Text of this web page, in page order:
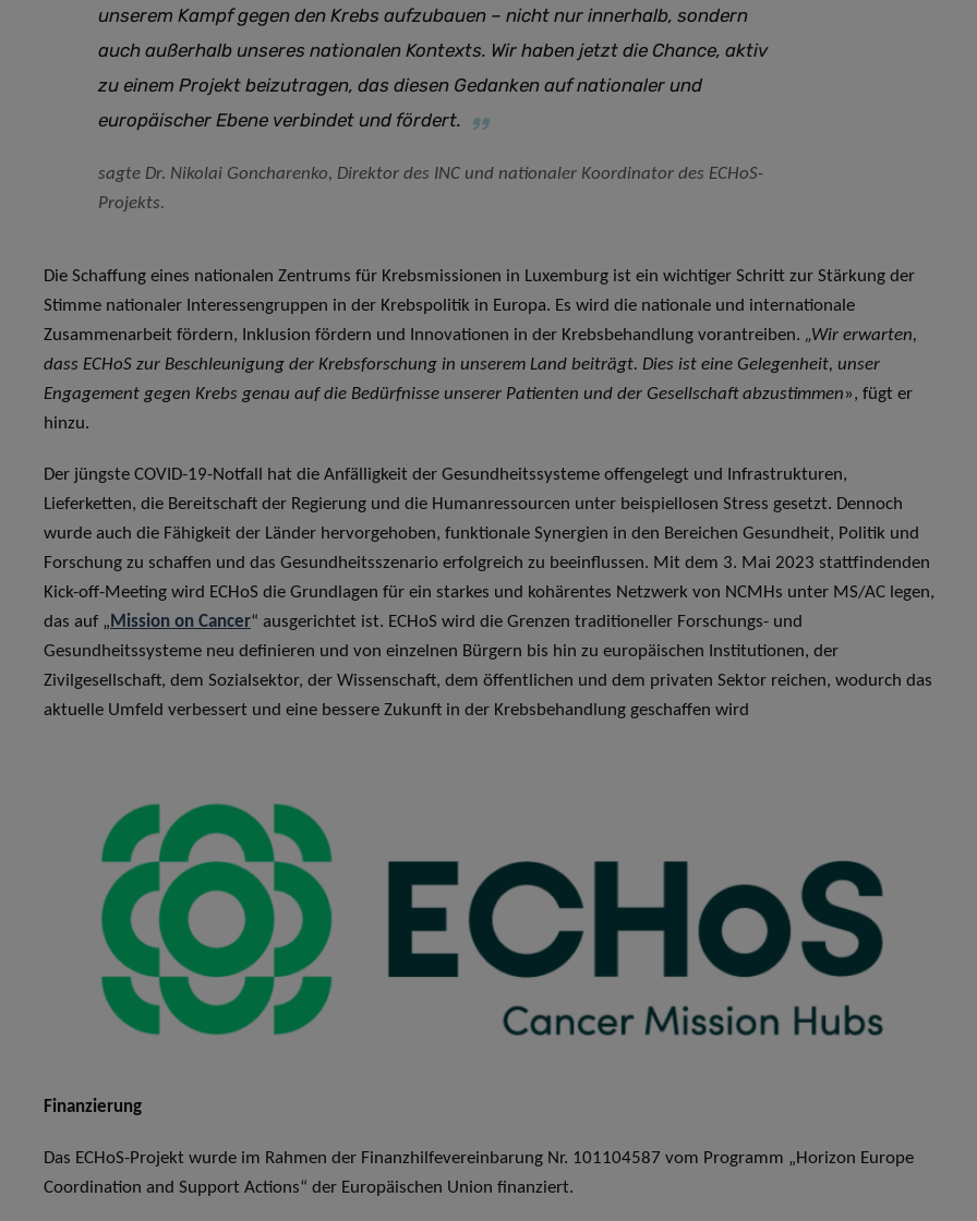
unserem Kampf gegen den Krebs aufzubauen – nicht nur innerhalb, sondern
auch außerhalb unseres nationalen Kontexts. Wir haben jetzt die Chance, aktiv
zu einem Projekt beizutragen, das diesen Gedanken auf nationaler und
europäischer Ebene verbindet und fördert.
sagte Dr. Nikolai Goncharenko, Direktor des INC und nationaler Koordinator des ECHoS-
Projekts.
Die Schaffung eines nationalen Zentrums für Krebsmissionen in Luxemburg ist ein wichtiger Schritt zur Stärkung der
Stimme nationaler Interessengruppen in der Krebspolitik in Europa. Es wird die nationale und internationale
Zusammenarbeit fördern, Inklusion fördern und Innovationen in der Krebsbehandlung vorantreiben. „Wir erwarten,
dass ECHoS zur Beschleunigung der Krebsforschung in unserem Land beiträgt. Dies ist eine Gelegenheit, unser
Engagement gegen Krebs genau auf die Bedürfnisse unserer Patienten und der Gesellschaft abzustimmen», fügt er
hinzu.
Der jüngste COVID-19-Notfall hat die Anfälligkeit der Gesundheitssysteme offengelegt und Infrastrukturen,
Lieferketten, die Bereitschaft der Regierung und die Humanressourcen unter beispiellosen Stress gesetzt. Dennoch
wurde auch die Fähigkeit der Länder hervorgehoben, funktionale Synergien in den Bereichen Gesundheit, Politik und
Forschung zu schaffen und das Gesundheitsszenario erfolgreich zu beeinflussen. Mit dem 3. Mai 2023 stattfindenden
Kick-off-Meeting wird ECHoS die Grundlagen für ein starkes und kohärentes Netzwerk von NCMHs unter MS/AC legen,
das auf „ Mission on Cancer“ ausgerichtet ist. ECHoS wird die Grenzen traditioneller Forschungs- und
Gesundheitssysteme neu definieren und von einzelnen Bürgern bis hin zu europäischen Institutionen, der
Zivilgesellschaft, dem Sozialsektor, der Wissenschaft, dem öffentlichen und dem privaten Sektor reichen, wodurch das
aktuelle Umfeld verbessert und eine bessere Zukunft in der Krebsbehandlung geschaffen wird
Finanzierung
Das ECHoS-Projekt wurde im Rahmen der Finanzhilfevereinbarung Nr. 101104587 vom Programm „Horizon Europe
Coordination and Support Actions“ der Europäischen Union finanziert.